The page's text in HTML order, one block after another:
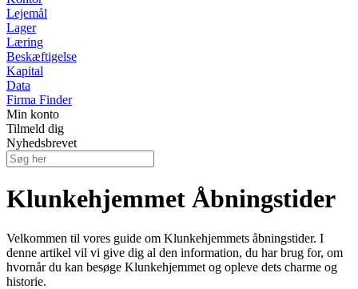
Lejemål
Lager
Læring
Beskæftigelse
Kapital
Data
Firma Finder
Min konto
Tilmeld dig
Nyhedsbrevet
Klunkehjemmet Åbningstider
Velkommen til vores guide om Klunkehjemmets åbningstider. I
denne artikel vil vi give dig al den information, du har brug for, om
hvornår du kan besøge Klunkehjemmet og opleve dets charme og
historie.